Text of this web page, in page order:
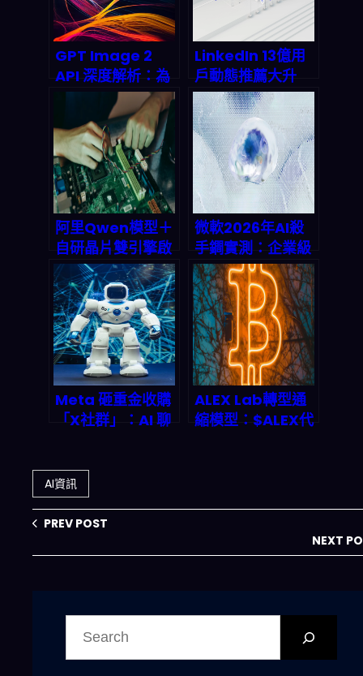
GPT Image 2
API 深度解析：為
何多語言影像生成
將在2026顛覆全
球電商行銷與內容
創作產業鏈？
LinkedIn 13億用
戶動態推薦大升
級：一個LLM取代
5個傳統模型，
2027年AI推薦市
場將衝破25億美
元？
阿里Qwen模型＋
自研晶片雙引擎啟
動：中國AI工廠全
棧霸權的深度拆解
微軟2026年AI殺
手鐧實測：企業級
LLM新戰場對決
Claude的深層布
局
Meta 砸重金收購
「X社群」：AI 聊
機器人交友革命？
ALEX Lab轉型通
縮模型：$ALEX代
AI資訊
PREV POST
NEXT